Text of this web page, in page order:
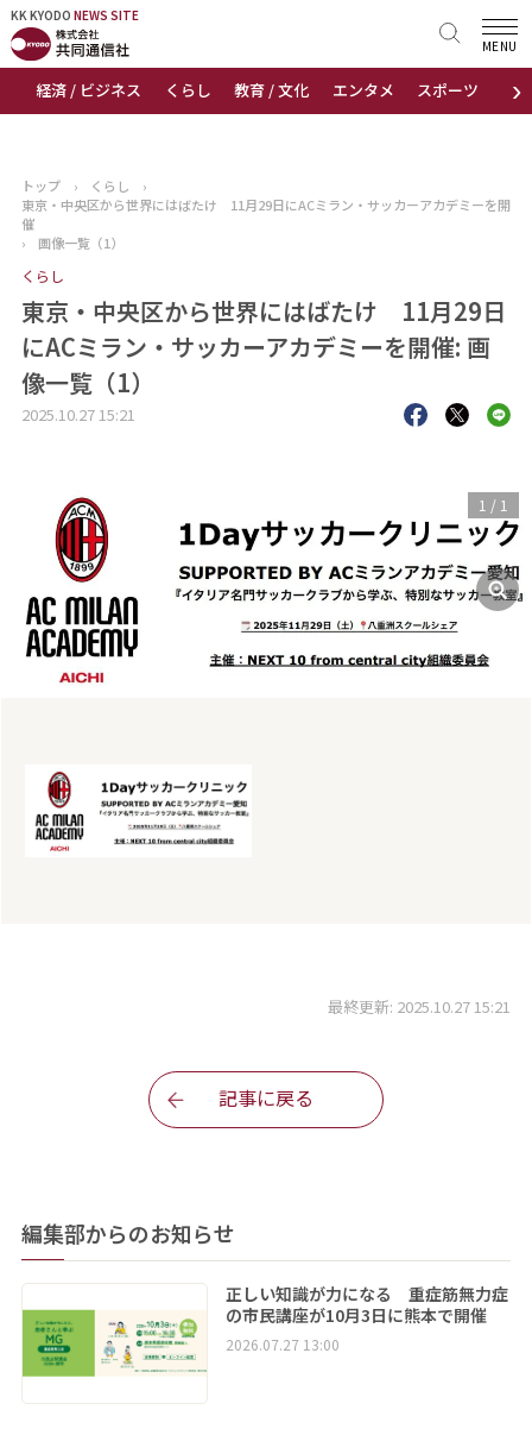
KK KYODO NEWS SITE
›
経済 / ビジネス くらし 教育 / 文化 エンタメ スポーツ 地域
MENU
KK KYODONEWS SITE
トップページ
ニュース
おすすめコンテンツ
出版物
会社概要
トップ › くらし
›
東京・中央区から世界にはばたけ 11月29日にACミラン・サッカーアカデミーを開
催
›
画像一覧（1）
くらし
東京・中央区から世界にはばたけ 11月29日
にACミラン・サッカーアカデミーを開催: 画
像一覧（1）
2025.10.27 15:21
1 / 1
最終更新: 2025.10.27 15:21
記事に戻る
編集部からのお知らせ
正しい知識が力になる 重症筋無力症
の市民講座が10月3日に熊本で開催
2026.07.27 13:00